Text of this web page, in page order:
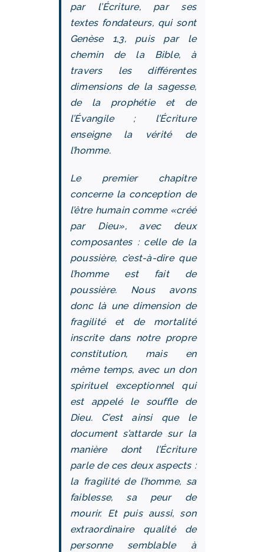
par l’Écriture, par ses
textes fondateurs, qui sont
Genèse 1,3, puis par le
chemin de la Bible, à
travers les différentes
dimensions de la sagesse,
de la prophétie et de
l’Évangile ; l’Écriture
enseigne la vérité de
l’homme.
Le premier chapitre
concerne la conception de
l’être humain comme «créé
par Dieu», avec deux
composantes : celle de la
poussière, c’est-à-dire que
l’homme est fait de
poussière. Nous avons
donc là une dimension de
fragilité et de mortalité
inscrite dans notre propre
constitution, mais en
même temps, avec un don
spirituel exceptionnel qui
est appelé le souffle de
Dieu. C’est ainsi que le
document s’attarde sur la
manière dont l’Écriture
parle de ces deux aspects :
la fragilité de l’homme, sa
faiblesse, sa peur de
mourir. Et puis aussi, son
extraordinaire qualité de
personne semblable à